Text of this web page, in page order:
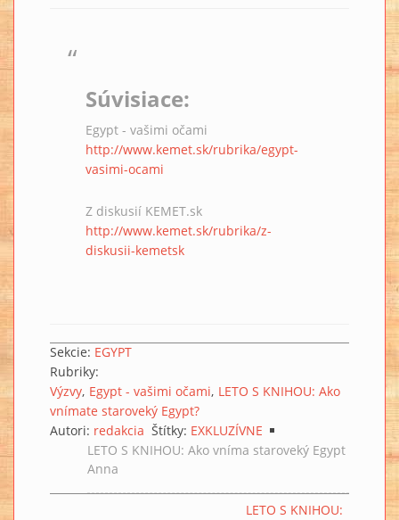
Súvisiace:
Egypt - vašimi očami
http://www.kemet.sk/rubrika/egypt-
vasimi-ocami
Z diskusií KEMET.sk
http://www.kemet.sk/rubrika/z-
diskusii-kemetsk
Sekcie: EGYPT
Rubriky:
Výzvy Egypt - vašimi očami LETO S KNIHOU: Ako
vnímate staroveký Egypt?
Autori: redakcia Štítky: EXKLUZÍVNE
LETO S KNIHOU: Ako vníma staroveký Egypt
Anna
LETO S KNIHOU: